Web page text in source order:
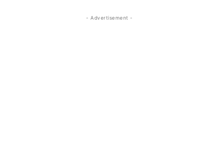
- Advertisement -